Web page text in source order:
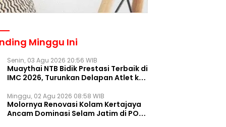
Minggu Ini
Senin, 03 Agu 2026 20:56 WIB
Muaythai NTB Bidik Prestasi Terbaik di
IMC 2026, Turunkan Delapan Atlet ke
Minggu, 02 Agu 2026 08:58 WIB
Molornya Renovasi Kolam Kertajaya
Ancam Dominasi Selam Jatim di PON